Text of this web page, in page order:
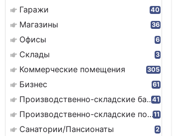
Гаражи 40
Магазины 36
Офисы 6
Склады 3
Коммерческие помещения 305
Бизнес 61
Производственно-складские базы41
Производственно-складские помещения11
Санатории/Пансионаты 2